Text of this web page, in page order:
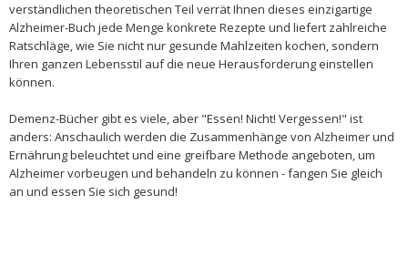
verständlichen theoretischen Teil verrät Ihnen dieses einzigartige
Alzheimer-Buch jede Menge konkrete Rezepte und liefert zahlreiche
Ratschläge, wie Sie nicht nur gesunde Mahlzeiten kochen, sondern
Ihren ganzen Lebensstil auf die neue Herausforderung einstellen
können.
Demenz-Bücher gibt es viele, aber "Essen! Nicht! Vergessen!" ist
anders: Anschaulich werden die Zusammenhänge von Alzheimer und
Ernährung beleuchtet und eine greifbare Methode angeboten, um
Alzheimer vorbeugen und behandeln zu können - fangen Sie gleich
an und essen Sie sich gesund!